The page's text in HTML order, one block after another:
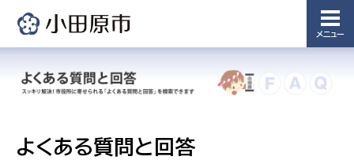
メニュー
よくある質問と回答